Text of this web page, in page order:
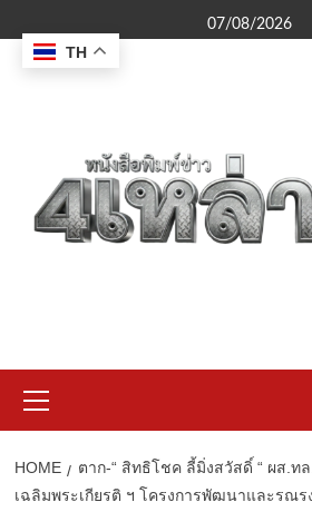
to
content
07/08/2026
Menu
HOME
ตาก-“ สิทธิโชค ลี้มิ่งสวัสดิ์ “ ผส.ท
เฉลิมพระเกียรติ ฯ โครงการพัฒนาและรณ
TH